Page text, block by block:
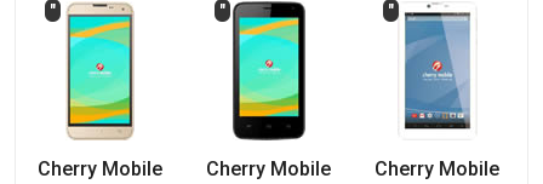
Cherry Mobile Alpha play
Cherry Mobile COSMOS ONE
Cherry Mobile M1
Cherry Mobile
"
Cherry Mobile
"
Cherry Mobile
"